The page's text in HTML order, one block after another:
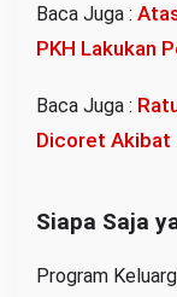
Baca Juga :
PKH Lakukan
Baca Juga :
Dicoret Akibat
Siapa Saja
Program